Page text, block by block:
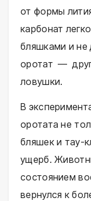
от формы
карбонат
бляшками и не
оротат —
ловушки.
В
оротата не
бляшек и тау-
ущерб.
состоянием
вернулся к